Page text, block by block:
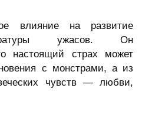
влияние на развитие
ужасов. Он
настоящий страх может
с монстрами, а из
чувств — любви,